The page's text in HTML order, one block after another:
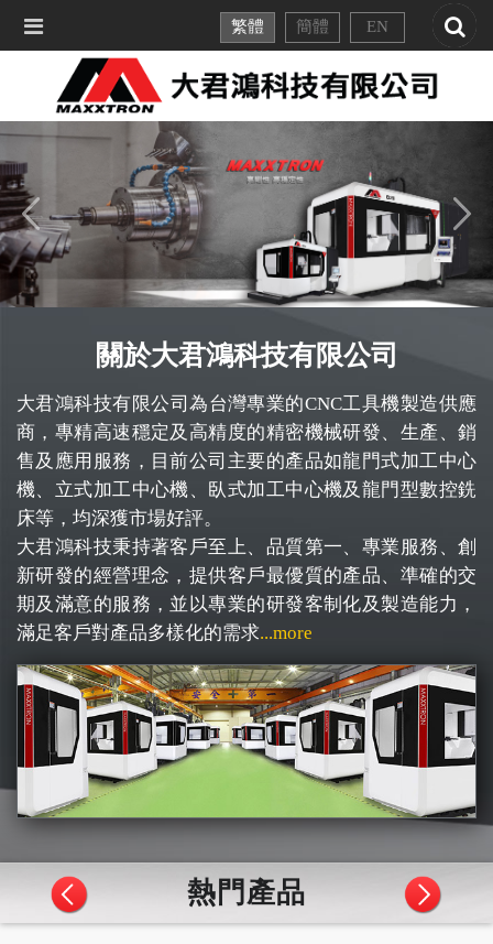
繁體 簡體 EN
關於大君鴻科技有限公司
大君鴻科技有限公司為台灣專業的CNC工具機製造供應
商，專精高速穩定及高精度的精密機械研發、生產、銷
售及應用服務，目前公司主要的產品如龍門式加工中心
機、立式加工中心機、臥式加工中心機及龍門型數控銑
床等，均深獲市場好評。
大君鴻科技秉持著客戶至上、品質第一、專業服務、創
新研發的經營理念，提供客戶最優質的產品、準確的交
期及滿意的服務，並以專業的研發客制化及製造能力，
滿足客戶對產品多樣化的需求...more
熱門產品